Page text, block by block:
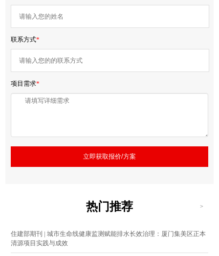
联系方式*
项目需求*
立即获取报价/方案
热门推荐 >
住建部期刊 | 城市生命线健康监测赋能排水长效治理：厦门集美区正本
清源项目实践与成效